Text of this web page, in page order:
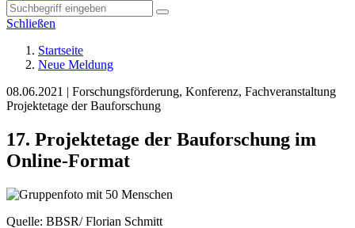
Schließen
Startseite
Neue Meldung
08.06.2021 | Forschungsförderung, Konferenz, Fachveranstaltung
Projektetage der Bauforschung
17. Projektetage der Bauforschung im
Online-Format
Quelle: BBSR/ Florian Schmitt